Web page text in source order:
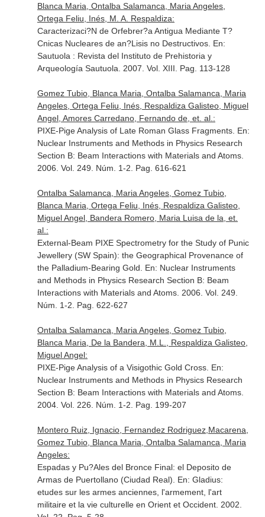
Blanca Maria, Ontalba Salamanca, Maria Angeles,
Ortega Feliu, Inés, M. A. Respaldiza:
Caracterizaci?N de Orfebrer?a Antigua Mediante T?
Cnicas Nucleares de an?Lisis no Destructivos. En:
Sautuola : Revista del Instituto de Prehistoria y
Arqueología Sautuola . 2007. Vol. XIII. Pag. 113-128
Gomez Tubio, Blanca Maria, Ontalba Salamanca, Maria
Angeles, Ortega Feliu, Inés, Respaldiza Galisteo, Miguel
Angel, Amores Carredano, Fernando de, et. al.:
PIXE-Pige Analysis of Late Roman Glass Fragments. En:
Nuclear Instruments and Methods in Physics Research
Section B: Beam Interactions with Materials and Atoms.
2006. Vol. 249. Núm. 1-2. Pag. 616-621
Ontalba Salamanca, Maria Angeles, Gomez Tubio,
Blanca Maria, Ortega Feliu, Inés, Respaldiza Galisteo,
Miguel Angel, Bandera Romero, Maria Luisa de la, et.
al.:
External-Beam PIXE Spectrometry for the Study of Punic
Jewellery (SW Spain): the Geographical Provenance of
the Palladium-Bearing Gold. En: Nuclear Instruments
and Methods in Physics Research Section B: Beam
Interactions with Materials and Atoms. 2006. Vol. 249.
Núm. 1-2. Pag. 622-627
Ontalba Salamanca, Maria Angeles, Gomez Tubio,
Blanca Maria, De la Bandera, M.L., Respaldiza Galisteo,
Miguel Angel:
PIXE-Pige Analysis of a Visigothic Gold Cross. En:
Nuclear Instruments and Methods in Physics Research
Section B: Beam Interactions with Materials and Atoms.
2004. Vol. 226. Núm. 1-2. Pag. 199-207
Montero Ruiz, Ignacio, Fernandez Rodriguez,Macarena,
Gomez Tubio, Blanca Maria, Ontalba Salamanca, Maria
Angeles:
Espadas y Pu?Ales del Bronce Final: el Deposito de
Armas de Puertollano (Ciudad Real). En: Gladius:
etudes sur les armes anciennes, l'armement, l'art
militaire et la vie culturelle en Orient et Occident. 2002.